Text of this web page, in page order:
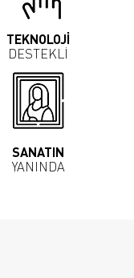
TEKNOLOJİ
DESTEKLİ
SANATIN
YANINDA